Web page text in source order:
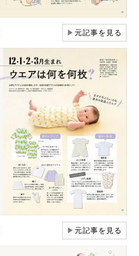
▶元記事を見る
▶元記事を見る